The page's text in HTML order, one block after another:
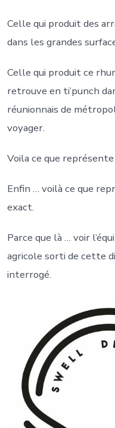
Celle qui produit des
dans les grandes
Celle qui produit ce
retrouve en ti’punch
réunionnais de
voyager.
Voila ce que
Enfin … voilà ce que
exact.
Parce que là … voir
agricole sorti de cette
interrogé.